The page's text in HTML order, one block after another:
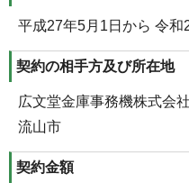
平成27年5月1日から 令和
契約の相手方及び所在地
広文堂金庫事務機株式会社
流山市
契約金額